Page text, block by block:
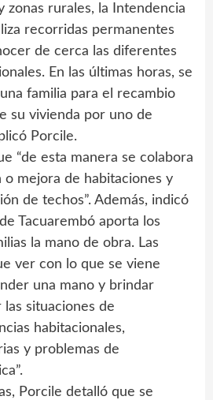
zonas rurales, la Intendencia
recorridas permanentes
de cerca las diferentes
En las últimas horas, se
familia para el recambio
su vivienda por uno de
Porcile.
“de esta manera se colabora
mejora de habitaciones y
de techos”. Además, indicó
Tacuarembó aporta los
la mano de obra. Las
ver con lo que se viene
una mano y brindar
situaciones de
habitacionales,
y problemas de
Porcile detalló que se